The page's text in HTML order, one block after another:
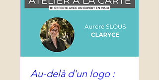
Au-delà d'un logo :